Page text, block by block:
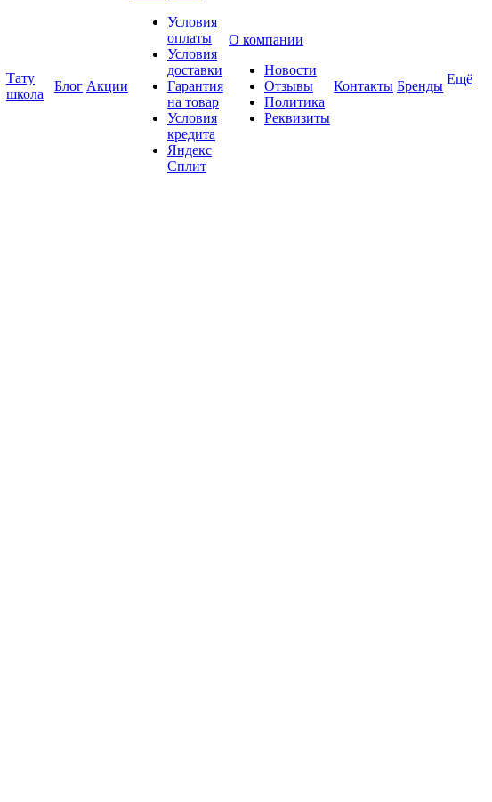
Тату
школа
Блог Акции
Условия
оплаты
Условия
доставки
Гарантия
на товар
Условия
кредита
Яндекс
Сплит
О компании
Новости
Отзывы
Политика
Реквизиты
Контакты Бренды Ещё